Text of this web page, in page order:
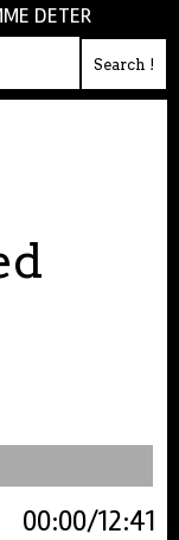
DETER
12:41
00:00